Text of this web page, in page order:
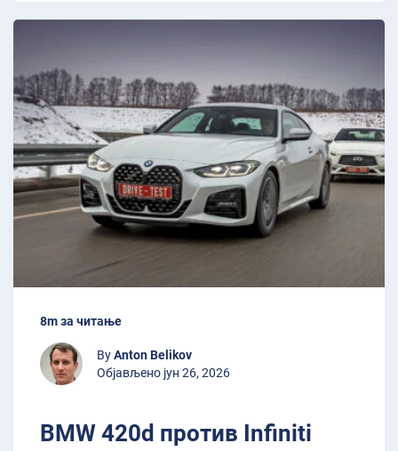
8m за читање
ByAnton Belikov
Објављено јун 26, 2026
BMW 420d против Infiniti